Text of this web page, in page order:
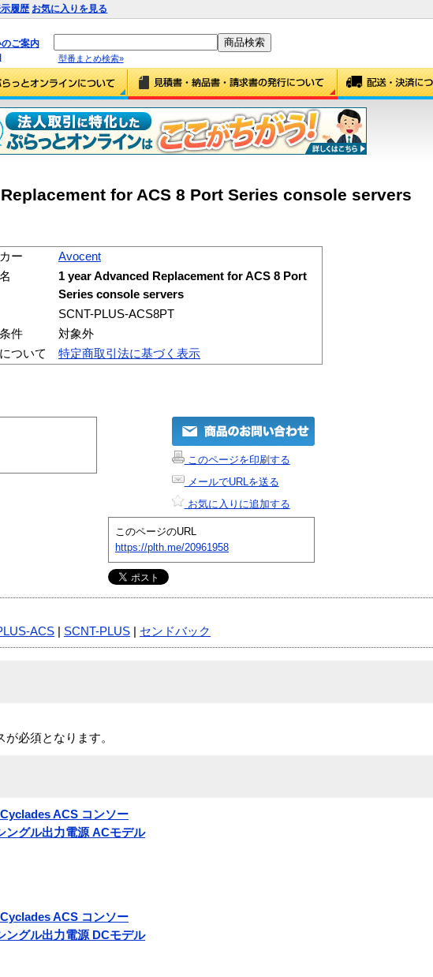
履歴 お気に入りを見る
ご案内
型番まとめ検索»
for ACS 8 Port Series console servers
ー
Avocent
1 year Advanced Replacement for ACS 8 Port
Series console servers
SCNT-PLUS-ACS8PT
件
対象外
ついて
特定商取引法に基づく表示
このページを印刷する
メールでURLを送る
お気に入りに追加する
このページのURL
https://plth.me/20961958
ACS SCNT-PLUS センドバック
必須となります。
ACS コンソー
ングル出力電源 ACモデル
ACS コンソー
ングル出力電源 DCモデル